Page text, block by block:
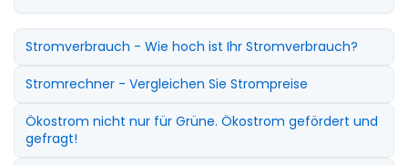
Stromverbrauch - Wie hoch ist Ihr Stromverbrauch?
Stromrechner - Vergleichen Sie Strompreise
Ökostrom nicht nur für Grüne. Ökostrom gefördert und
gefragt!